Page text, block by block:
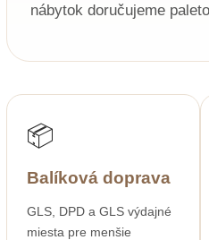
nábytok doručujeme
📦
Balíková doprava
GLS, DPD a GLS výdajné
miesta pre menšie